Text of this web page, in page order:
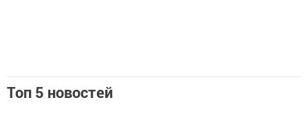
Топ 5 новостей